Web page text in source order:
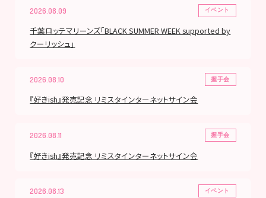
2026.08.09 イベント
千葉ロッテマリーンズ「BLACK SUMMER WEEK supported by
クーリッシュ」
2026.08.10 握手会
『好きish』発売記念 リミスタインターネットサイン会
2026.08.11 握手会
『好きish』発売記念 リミスタインターネットサイン会
2026.08.13 イベント